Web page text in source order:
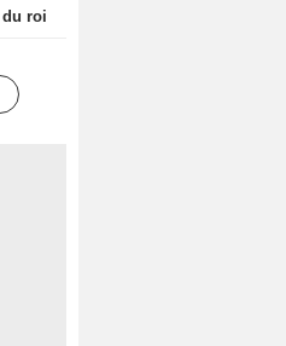
du roi